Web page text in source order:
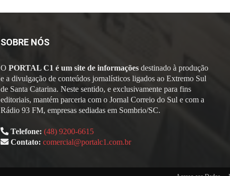
SOBRE NÓS
O PORTAL C1 é um site de informações destinado à produção
e a divulgação de conteúdos jornalísticos ligados ao Extremo Sul
de Santa Catarina. Neste sentido, e exclusivamente para fins
editoriais, mantém parceria com o Jornal Correio do Sul e com a
Rádio 93 FM, empresas sediadas em Sombrio/SC.
Telefone: (48) 9200-6615
Contato: comercial@portalc1.com.br